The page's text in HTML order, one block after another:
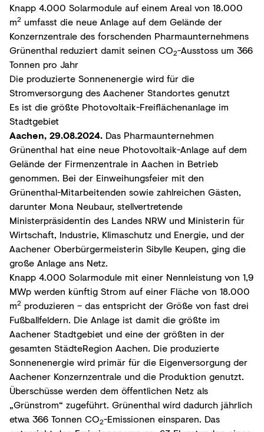
Knapp 4.000 Solarmodule auf einem Areal von 18.000
m2 umfasst die neue Anlage auf dem Gelände der
Konzernzentrale des forschenden Pharmaunternehmens
Grünenthal reduziert damit seinen CO2-Ausstoss um 366
Tonnen pro Jahr
Die produzierte Sonnenenergie wird für die
Stromversorgung des Aachener Standortes genutzt
Es ist die größte Photovoltaik-Freiflächenanlage im
Stadtgebiet
Aachen, 29.08.2024. Das Pharmaunternehmen
Grünenthal hat eine neue Photovoltaik-Anlage auf dem
Gelände der Firmenzentrale in Aachen in Betrieb
genommen. Bei der Einweihungsfeier mit den
Grünenthal-Mitarbeitenden sowie zahlreichen Gästen,
darunter Mona Neubaur, stellvertretende
Ministerpräsidentin des Landes NRW und Ministerin für
Wirtschaft, Industrie, Klimaschutz und Energie, und der
Aachener Oberbürgermeisterin Sibylle Keupen, ging die
große Anlage ans Netz.
Knapp 4.000 Solarmodule mit einer Nennleistung von 1,9
MWp werden künftig Strom auf einer Fläche von 18.000
m2 produzieren – das entspricht der Größe von fast drei
Fußballfeldern. Die Anlage ist damit die größte im
Aachener Stadtgebiet und eine der größten in der
gesamten StädteRegion Aachen. Die produzierte
Sonnenenergie wird primär für die Eigenversorgung der
Aachener Konzernzentrale und die Produktion genutzt.
Überschüsse werden dem öffentlichen Netz als
„Grünstrom“ zugeführt. Grünenthal wird dadurch jährlich
etwa 366 Tonnen CO2-Emissionen einsparen. Das